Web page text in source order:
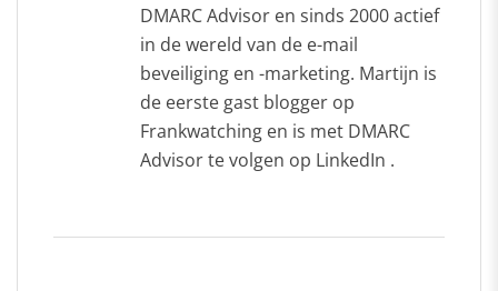
DMARC Advisor en sinds 2000 actief
in de wereld van de e-mail
beveiliging en -marketing. Martijn is
de eerste gast blogger op
Frankwatching en is met DMARC
Advisor te volgen op LinkedIn .